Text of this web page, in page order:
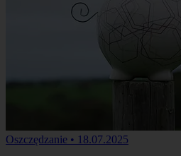
Oszczędzanie • 18.07.2025